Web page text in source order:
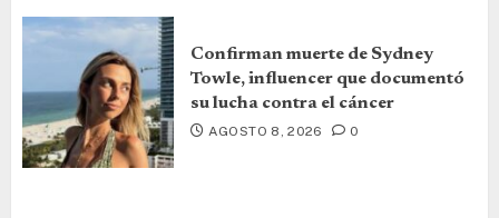
Confirman muerte de Sydney
Towle, influencer que documentó
su lucha contra el cáncer
AGOSTO 8, 2026 0